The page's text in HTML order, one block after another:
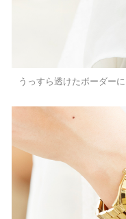
うっすら透けたボーダー